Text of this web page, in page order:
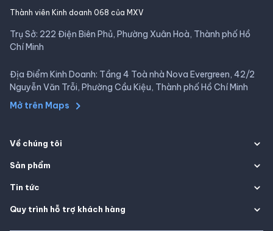
Thành viên Kinh doanh 068 của MXV
Trụ Sở: 222 Điện Biên Phủ, Phường Xuân Hoà, Thành phố Hồ
Chí Minh
Địa Điểm Kinh Doanh: Tầng 4 Toà nhà Nova Evergreen, 42/2
Nguyễn Văn Trỗi, Phường Cầu Kiệu, Thành phố Hồ Chí Minh
Mở trên Maps
Về chúng tôi
Sản phẩm
Tin tức
Quy trình hỗ trợ khách hàng